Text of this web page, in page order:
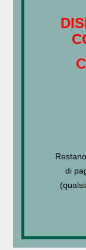
Perle
brillanti
di